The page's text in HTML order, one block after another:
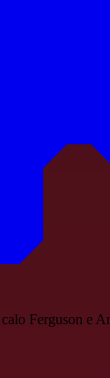
Ferguson e